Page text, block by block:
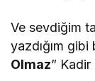
Ve sevdiğim
yazdığım
Olmaz” Kadir